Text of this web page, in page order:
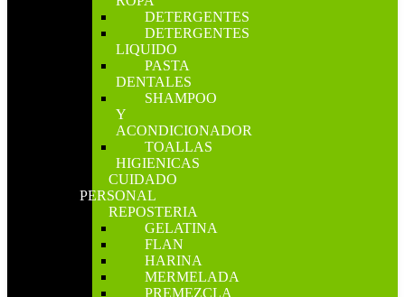
DETERGENTES
DETERGENTES
LIQUIDO
PASTA
DENTALES
SHAMPOO
Y
ACONDICIONADOR
TOALLAS
HIGIENICAS
CUIDADO
PERSONAL
REPOSTERIA
GELATINA
FLAN
HARINA
MERMELADA
PREMEZCLA